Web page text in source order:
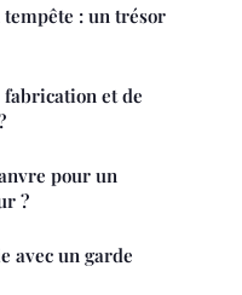
: un trésor
fabrication et de
pour un
?
avec un garde